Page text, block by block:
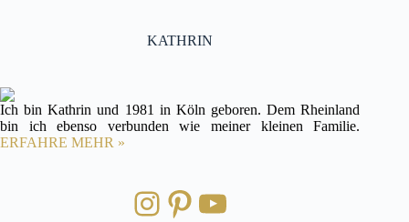
KATHRIN
Ich bin Kathrin und 1981 in Köln geboren. Dem Rheinland
bin ich ebenso verbunden wie meiner kleinen Familie.
ERFAHRE MEHR »
Instagram
Pinterest
YouTube